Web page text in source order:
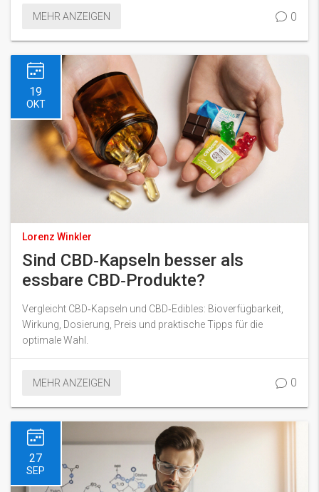
MEHR ANZEIGEN 0
19
OKT
Lorenz Winkler
Sind CBD‑Kapseln besser als
essbare CBD‑Produkte?
Vergleicht CBD‑Kapseln und CBD‑Edibles: Bioverfügbarkeit,
Wirkung, Dosierung, Preis und praktische Tipps für die
optimale Wahl.
MEHR ANZEIGEN 0
27
SEP